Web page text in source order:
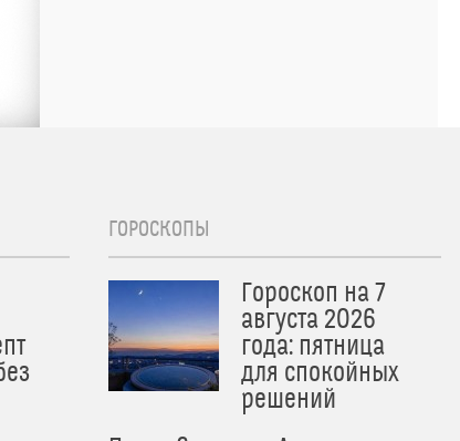
ГОРОСКОПЫ
Гороскоп на 7
августа 2026
года: пятница
для спокойных
решений